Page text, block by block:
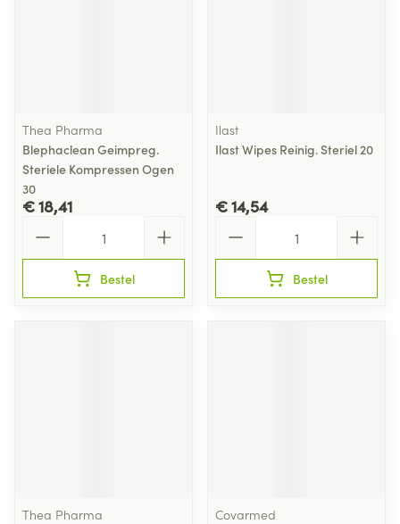
Thea Pharma
Blephaclean Geimpreg.
Steriele Kompressen Ogen
30
€ 18,41
Bestel
Ilast
Ilast Wipes Reinig. Steriel 20
€ 14,54
Bestel
Thea Pharma
Covarmed